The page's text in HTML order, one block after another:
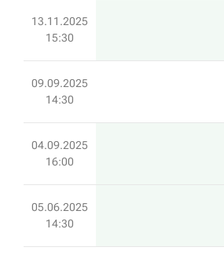
13.11.2025
15:30
09.09.2025
14:30
04.09.2025
16:00
05.06.2025
14:30